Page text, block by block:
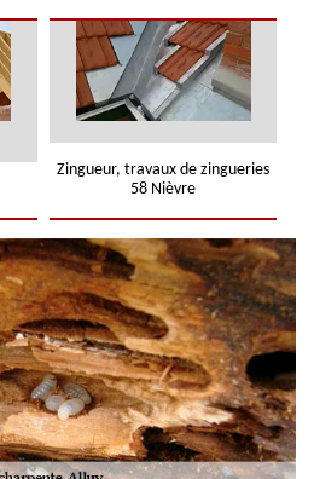
Zingueur, travaux de zingueries
58 Nièvre